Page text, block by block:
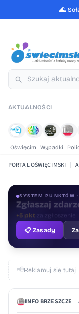
🌊
AKTUALNOŚCI
Oświęcim Wypadki
PORTAL OŚWIĘCIMSKI |
SYSTEM PUNKTÓW
Oceniaj treści
+1 pktza ocenę
📋 Zasady
📢Reklamuj się tutaj
INFO BRZESZCZE •